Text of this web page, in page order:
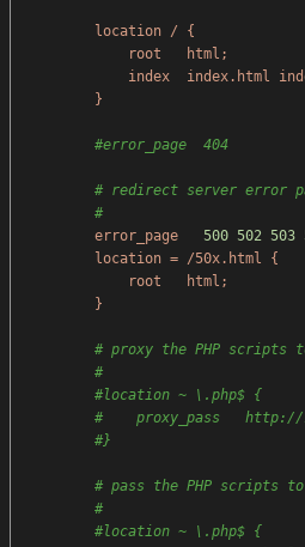
location /
{
root
html;
index
index.html
}
#error_page  404
# redirect server error
#
error_page
500 502 503
location = /50x.html
{
root
html;
}
# proxy the PHP scripts
#
#location ~ \.php$ {
#    proxy_pass   http://
#}
# pass the PHP scripts
#
#location ~ \.php$ {